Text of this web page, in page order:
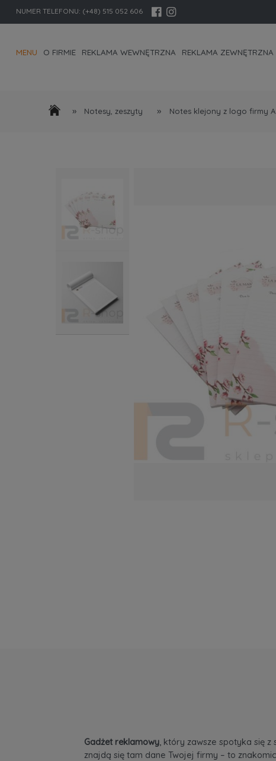
NUMER TELEFONU: (+48) 515 052 606
MENU O FIRMIE REKLAMA WEWNĘTRZNA REKLAMA ZEWNĘTRZNA
» Notesy, zeszyty » Notes klejony z logo firmy
Gadżet reklamowy, który zawsze spotyka się
znajdą się tam dane Twojej firmy – to